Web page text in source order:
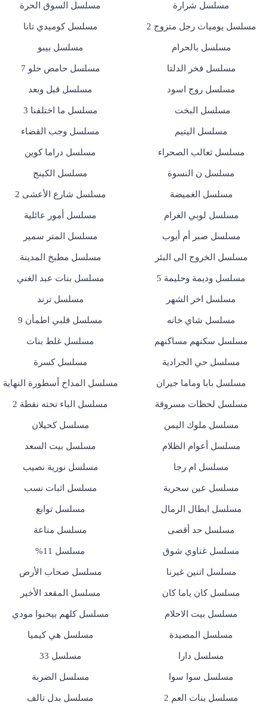
مسلسل شرارة مسلسل السوق الحرة
مسلسل يوميات رجل متزوج 2 مسلسل كوميدي تانا
مسلسل بالحرام مسلسل بيبو
مسلسل فخر الدلتا مسلسل حامض حلو 7
مسلسل روج اسود مسلسل قبل وبعد
مسلسل البخت مسلسل ما اختلفنا 3
مسلسل اليتيم مسلسل وجب القضاء
مسلسل ثعالب الصحراء مسلسل دراما كوين
مسلسل ن النسوة مسلسل الكينج
مسلسل الغميضة مسلسل شارع الأعشى 2
مسلسل لوبي الغرام مسلسل أمور عائلية
مسلسل صبر أم أيوب مسلسل المتر سمير
مسلسل الخروج الى البئر مسلسل مطبخ المدينة
مسلسل وديمة وحليمة 5 مسلسل بنات عبد الغني
مسلسل اخر الشهر مسلسل ترند
مسلسل شاي خانه مسلسل قلبي اطمأن 9
مسلسل سكنهم مساكنهم مسلسل غلط بنات
مسلسل حي الجرادية مسلسل كسرة
مسلسل بابا وماما جيران مسلسل المداح أسطورة النهاية
مسلسل لحظات مسروقة مسلسل الباء تحته نقطة 2
مسلسل ملوك اليمن مسلسل كحيلان
مسلسل أعوام الظلام مسلسل بيت السعد
مسلسل ام رجا مسلسل نورية نصيب
مسلسل عين سحرية مسلسل اثبات نسب
مسلسل ابطال الرمال مسلسل توابع
مسلسل حد أقصى مسلسل مناعة
مسلسل غناوي شوق مسلسل 11%
مسلسل اتنين غيرنا مسلسل صحاب الأرض
مسلسل كان ياما كان مسلسل المقعد الأخير
مسلسل بيت الاحلام مسلسل كلهم بيحبوا مودي
مسلسل المصيدة مسلسل هي كيميا
مسلسل دارا مسلسل 33
مسلسل سوا سوا مسلسل الضربة
مسلسل بنات العم 2 مسلسل بدل تالف